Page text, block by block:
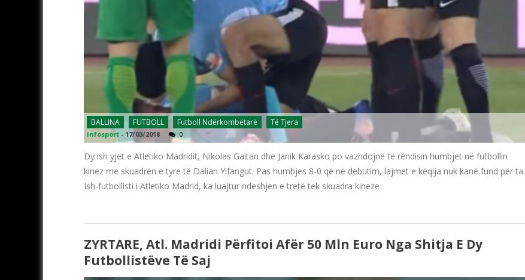
BALLINA FUTBOLL Futboll Ndërkombëtarë Të Tjera
infosport - 17/03/2018 0
Dy ish yjet e Atletiko Madridit, Nikolas Gaitan dhe Janik Karasko po vazhdojnë të rëndisin humbjet në futbollin
kinez me skuadrën e tyre të Dalian Yifangut. Pas humbjes 8-0 që në debutim, lajmet e këqija nuk kanë fund për ta.
Ish-futbollisti i Atletiko Madrid, ka luajtur ndeshjen e tretë tek skuadra kineze
ZYRTARE, Atl. Madridi Përfitoi Afër 50 Mln Euro Nga Shitja E Dy
Futbollistëve Të Saj